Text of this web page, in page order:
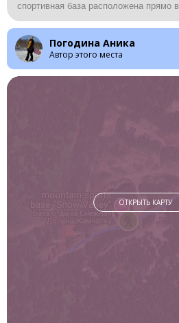
спортивная база расположена прямо
всего 20 километров до посёлка
километров до Петропавловска-
будто ты на краю света.
Я поселилась в уютном домике,
ощущения невероятные: вокруг горы,
сидишь в горячем источнике, пар
тобой голубое небо. После бассейна
по подготовленной трассе и даже
Погодина Аника
Автор этого места
ОТКРЫТЬ КАРТУ